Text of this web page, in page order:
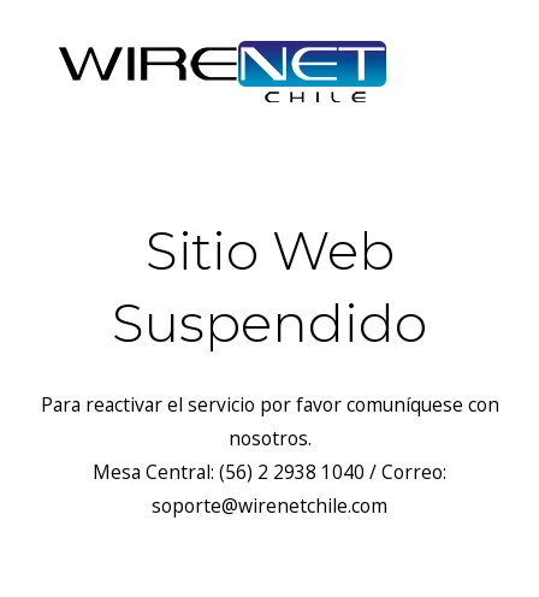
Sitio Web
Suspendido
Para reactivar el servicio por favor comuníquese con
nosotros.
Mesa Central: (56) 2 2938 1040 / Correo:
soporte@wirenetchile.com